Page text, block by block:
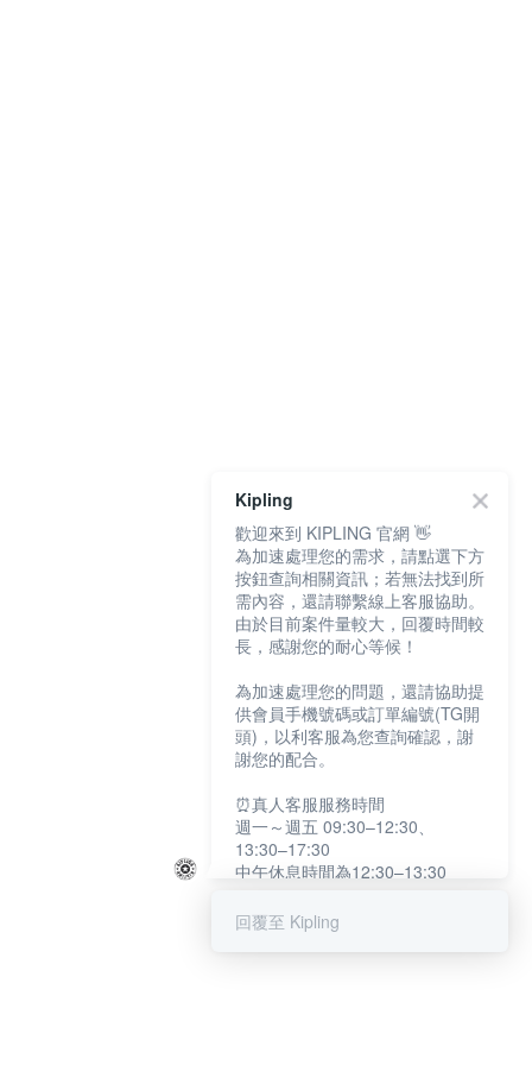
Kipling
歡迎來到 KIPLING 官網 👋
為加速處理您的需求，請點選下方
按鈕查詢相關資訊；若無法找到所
需內容，還請聯繫線上客服協助。
由於目前案件量較大，回覆時間較
長，感謝您的耐心等候！
為加速處理您的問題，還請協助提
供會員手機號碼或訂單編號(TG開
頭)，以利客服為您查詢確認，謝
謝您的配合。
⏰真人客服服務時間
週一～週五 09:30–12:30、
13:30–17:30
中午休息時間為12:30–13:30
提醒您：系統會自動已讀訊息，如
回覆至 Kipling